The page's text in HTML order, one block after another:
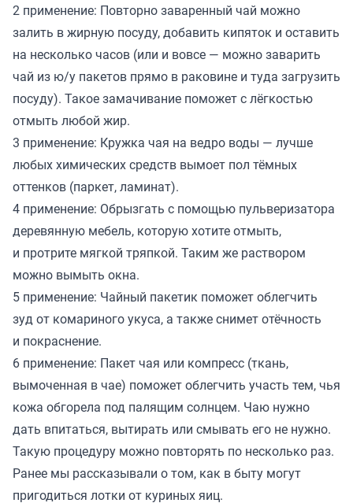
2 применение: Повторно заваренный чай можно
залить в жирную посуду, добавить кипяток и оставить
на несколько часов (или и вовсе — можно заварить
чай из ю/у пакетов прямо в раковине и туда загрузить
посуду). Такое замачивание поможет с лёгкостью
отмыть любой жир.
3 применение: Кружка чая на ведро воды — лучше
любых химических средств вымоет пол тёмных
оттенков (паркет, ламинат).
4 применение: Обрызгать с помощью пульверизатора
деревянную мебель, которую хотите отмыть,
и протрите мягкой тряпкой. Таким же раствором
можно вымыть окна.
5 применение: Чайный пакетик поможет облегчить
зуд от комариного укуса, а также снимет отёчность
и покраснение.
6 применение: Пакет чая или компресс (ткань,
вымоченная в чае) поможет облегчить участь тем, чья
кожа обгорела под палящим солнцем. Чаю нужно
дать впитаться, вытирать или смывать его не нужно.
Такую процедуру можно повторять по несколько раз.
Ранее мы рассказывали о том, как в быту могут
пригодиться лотки от куриных яиц.